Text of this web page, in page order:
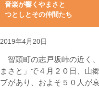
音楽が響くやまさと 山郷
つとしとその仲間たち
2019年4月20日
智頭町の志戸坂峠の近く
まさと」で４月２０日、山
ブがあり、およそ５０人が